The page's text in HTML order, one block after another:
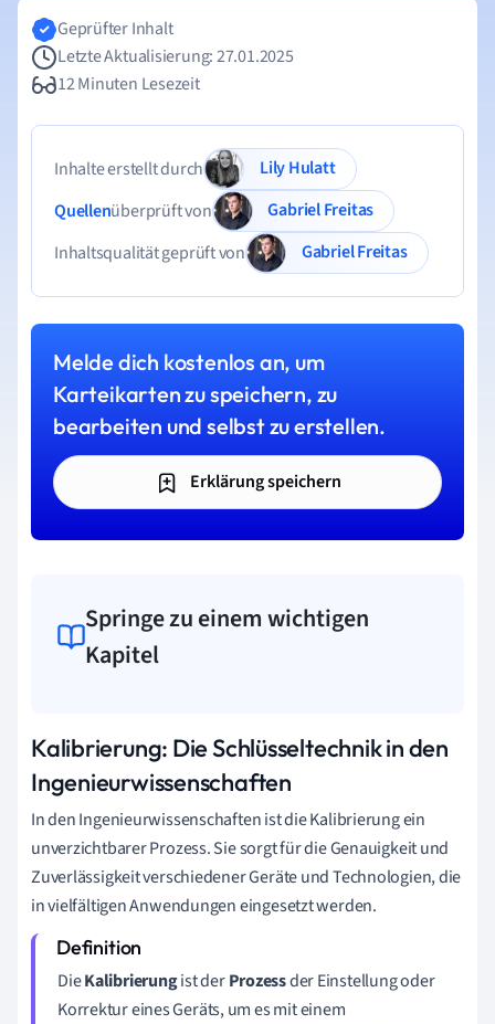
Geprüfter Inhalt
Letzte Aktualisierung: 27.01.2025
12 Minuten Lesezeit
Inhalte erstellt durch
Lily Hulatt
Quellenüberprüft von
Gabriel Freitas
Inhaltsqualität geprüft von
Gabriel Freitas
Melde dich kostenlos an, um
Karteikarten zu speichern, zu
bearbeiten und selbst zu erstellen.
Erklärung speichern
Springe zu einem wichtigen
Kapitel
Kalibrierung: Die Schlüsseltechnik in den
Ingenieurwissenschaften
In den Ingenieurwissenschaften ist die Kalibrierung ein
unverzichtbarer Prozess. Sie sorgt für die Genauigkeit und
Zuverlässigkeit verschiedener Geräte und Technologien, die
in vielfältigen Anwendungen eingesetzt werden.
DieKalibrierungist derProzessder Einstellung oder
Korrektur eines Geräts, um es mit einem